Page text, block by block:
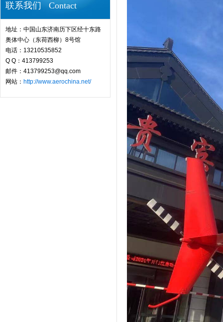
联系我们 Contact
地址：中国山东济南历下区经十东路
奥体中心（东荷西柳）8号馆
电话：13210535852
Q Q：413799253
邮件：413799253@qq.com
网站： http://www.aerochina.net/